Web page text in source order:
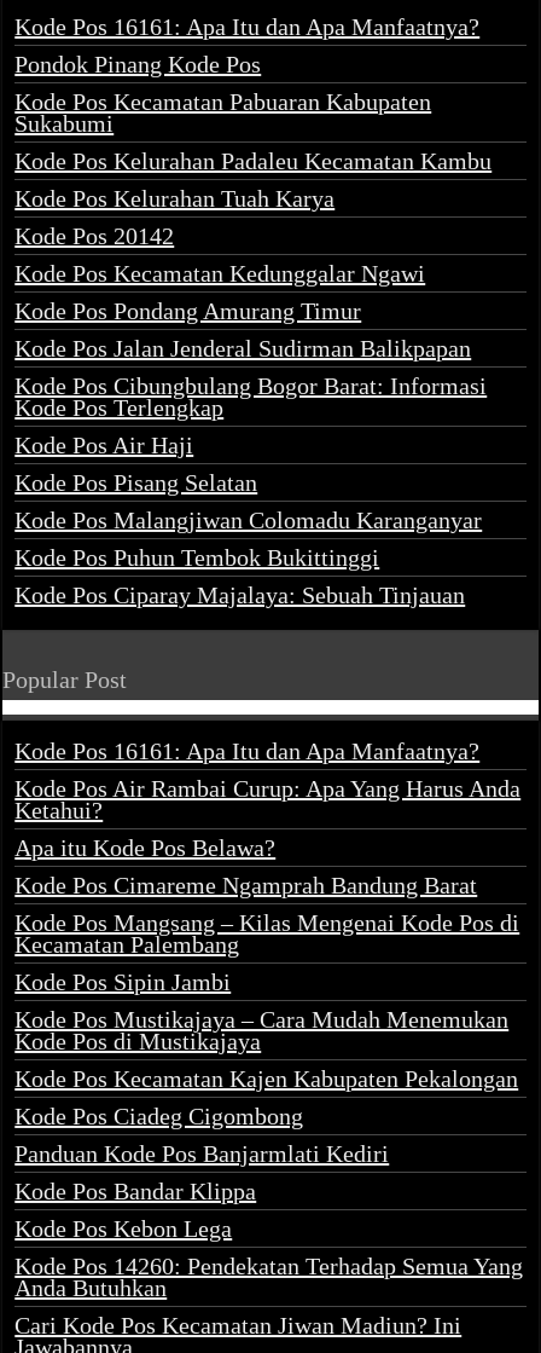
Kode Pos 16161: Apa Itu dan Apa Manfaatnya?
Pondok Pinang Kode Pos
Kode Pos Kecamatan Pabuaran Kabupaten
Sukabumi
Kode Pos Kelurahan Padaleu Kecamatan Kambu
Kode Pos Kelurahan Tuah Karya
Kode Pos 20142
Kode Pos Kecamatan Kedunggalar Ngawi
Kode Pos Pondang Amurang Timur
Kode Pos Jalan Jenderal Sudirman Balikpapan
Kode Pos Cibungbulang Bogor Barat: Informasi
Kode Pos Terlengkap
Kode Pos Air Haji
Kode Pos Pisang Selatan
Kode Pos Malangjiwan Colomadu Karanganyar
Kode Pos Puhun Tembok Bukittinggi
Kode Pos Ciparay Majalaya: Sebuah Tinjauan
Popular Post
Kode Pos 16161: Apa Itu dan Apa Manfaatnya?
Kode Pos Air Rambai Curup: Apa Yang Harus Anda
Ketahui?
Apa itu Kode Pos Belawa?
Kode Pos Cimareme Ngamprah Bandung Barat
Kode Pos Mangsang – Kilas Mengenai Kode Pos di
Kecamatan Palembang
Kode Pos Sipin Jambi
Kode Pos Mustikajaya – Cara Mudah Menemukan
Kode Pos di Mustikajaya
Kode Pos Kecamatan Kajen Kabupaten Pekalongan
Kode Pos Ciadeg Cigombong
Panduan Kode Pos Banjarmlati Kediri
Kode Pos Bandar Klippa
Kode Pos Kebon Lega
Kode Pos 14260: Pendekatan Terhadap Semua Yang
Anda Butuhkan
Cari Kode Pos Kecamatan Jiwan Madiun? Ini
Jawabannya